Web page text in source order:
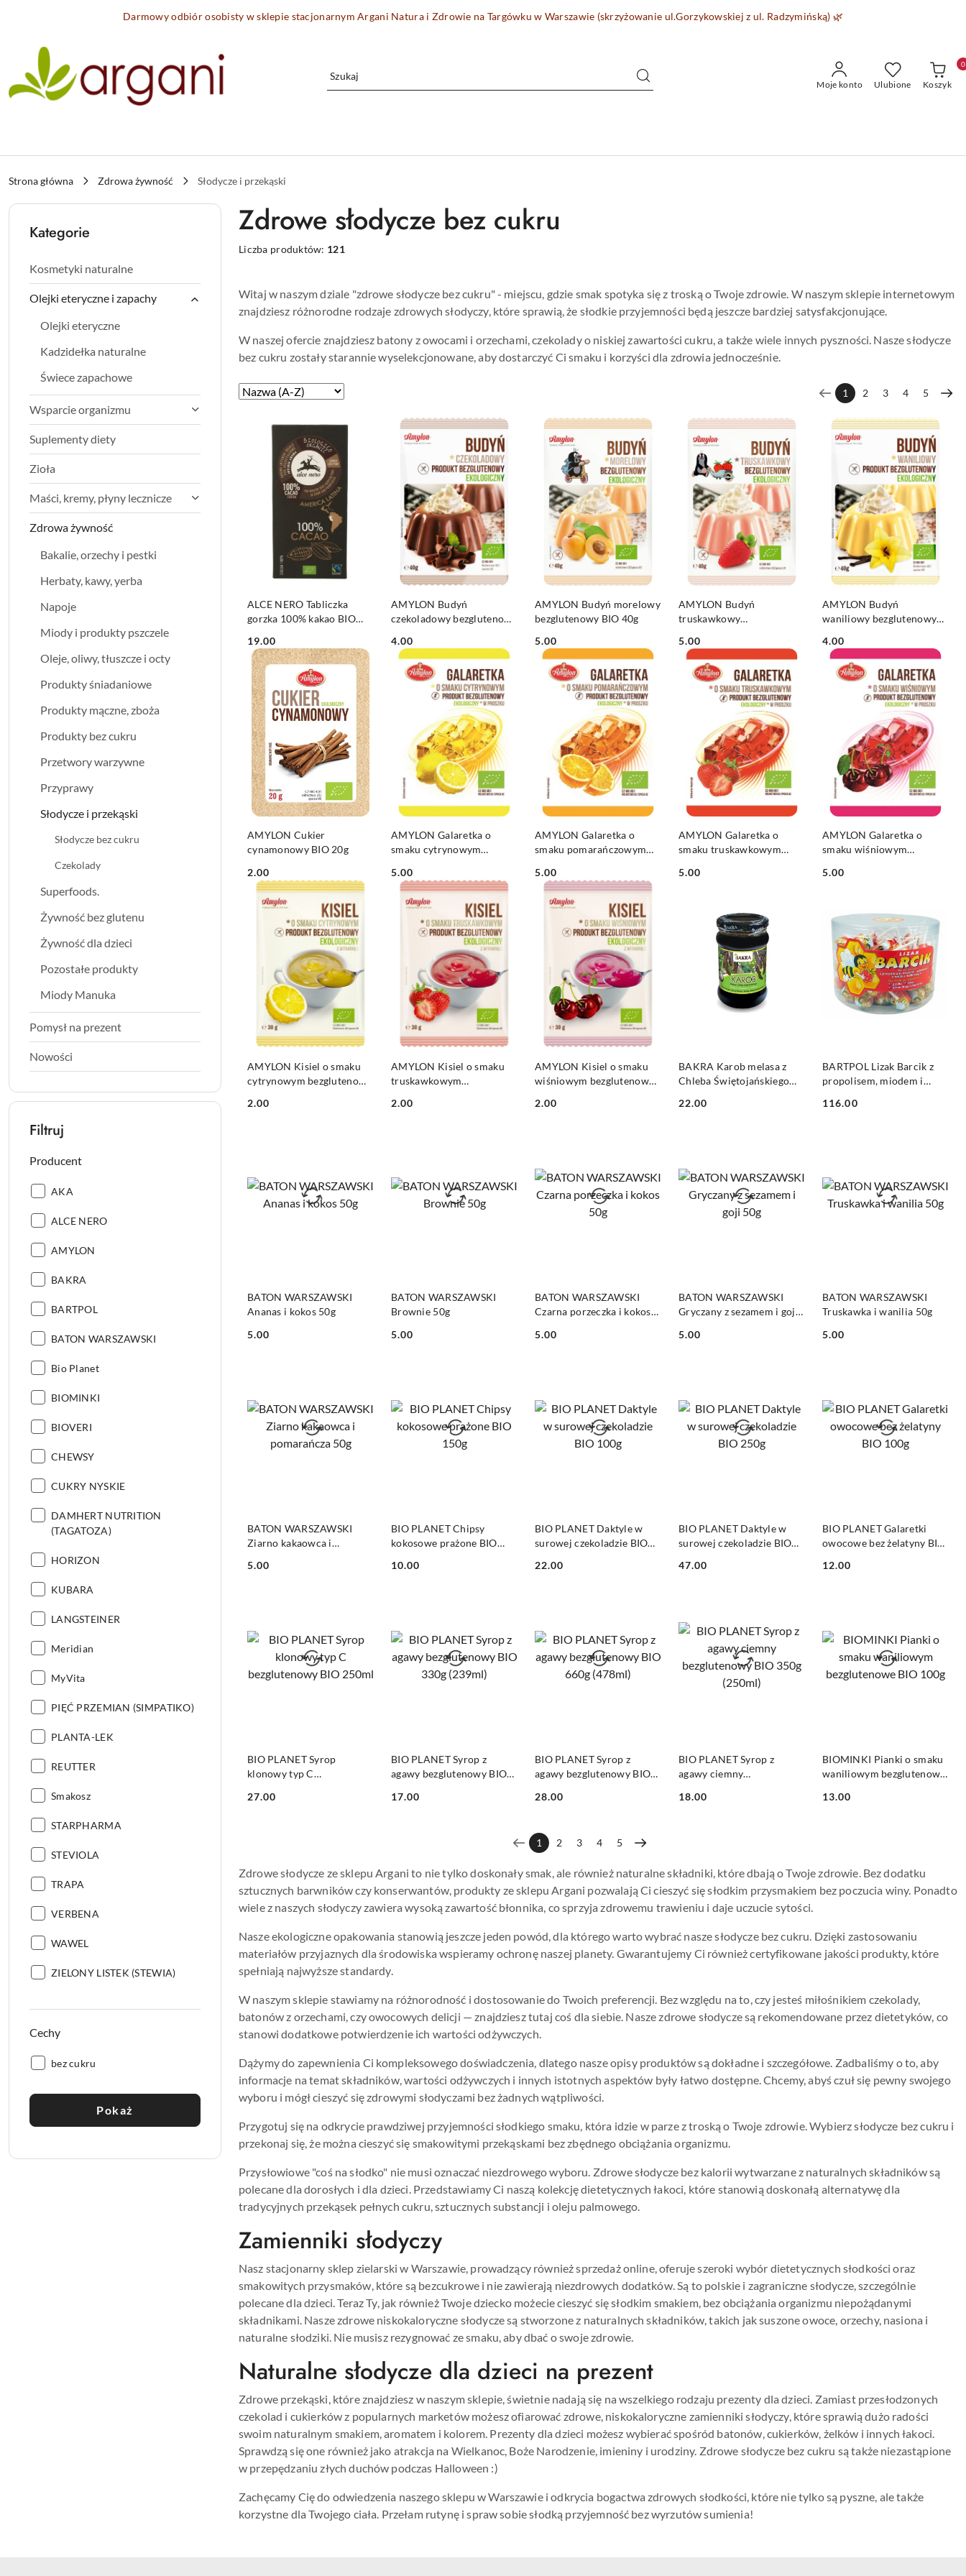
Przejdź do treści głównej
Przejdź do wyszukiwarki
Przejdź do moje konto
Przejdź do menu głównegoDarmowy odbiór osobisty w sklepie stacjonarnym Argani Natura i Zdrowie na Targówku w Warszawie (skrzyżowanie ul.Gorzykowskiej z ul. Radzymińską) 🌿
Moje konto Ulubione Koszyk
0
Strona główna Zdrowa żywność Słodycze i przekąski
Kategorie
Kosmetyki naturalne
Olejki eteryczne i zapachy
Olejki eteryczne
Kadzidełka naturalne
Świece zapachowe
Wsparcie organizmu
Suplementy diety
Zioła
Maści, kremy, płyny lecznicze
Zdrowa żywność
Bakalie, orzechy i pestki
Herbaty, kawy, yerba
Napoje
Miody i produkty pszczele
Oleje, oliwy, tłuszcze i octy
Produkty śniadaniowe
Produkty mączne, zboża
Produkty bez cukru
Przetwory warzywne
Przyprawy
Słodycze i przekąski
Słodycze bez cukru
Czekolady
Superfoods.
Żywność bez glutenu
Żywność dla dzieci
Pozostałe produkty
Miody Manuka
Pomysł na prezent
Nowości
Filtruj
Producent
Producent:
AKA
Producent:
ALCE NERO
Producent:
AMYLON
Producent:
BAKRA
Producent:
BARTPOL
Producent:
BATON WARSZAWSKI
Producent:
Bio Planet
Producent:
BIOMINKI
Producent:
BIOVERI
Producent:
CHEWSY
Producent:
CUKRY NYSKIE
Producent:
DAMHERT NUTRITION
(TAGATOZA)
Producent:
HORIZON
Producent:
KUBARA
Producent:
LANGSTEINER
Producent:
Meridian
Producent:
MyVita
Producent:
PIĘĆ PRZEMIAN (SIMPATIKO)
Producent:
PLANTA-LEK
Producent:
REUTTER
Producent:
Smakosz
Producent:
STARPHARMA
Producent:
STEVIOLA
Producent:
TRAPA
Producent:
VERBENA
Producent:
WAWEL
Producent:
ZIELONY LISTEK (STEWIA)
Cechy
Cechy:
bez cukru
Pokaż
Zdrowe słodycze bez cukru
Liczba produktów: 121
Witaj w naszym dziale "zdrowe słodycze bez cukru" - miejscu, gdzie smak spotyka się z troską o Twoje zdrowie. W naszym sklepie internetowym
znajdziesz różnorodne rodzaje zdrowych słodyczy, które sprawią, że słodkie przyjemności będą jeszcze bardziej satysfakcjonujące.
W naszej ofercie znajdziesz batony z owocami i orzechami, czekolady o niskiej zawartości cukru, a także wiele innych pyszności. Nasze słodycze
bez cukru zostały starannie wyselekcjonowane, aby dostarczyć Ci smaku i korzyści dla zdrowia jednocześnie.
Zastosowano
Nazwa
Sortuj
1 2 3 4 5
ALCE NERO Tabliczka
gorzka 100% kakao BIO
Cena:
19.00
AMYLON Budyń
czekoladowy bezglutenowy
Cena:
4.00
AMYLON Budyń morelowy
bezglutenowy BIO 40g
Cena:
5.00
AMYLON Budyń
truskawkowy
Cena:
5.00
AMYLON Budyń
waniliowy bezglutenowy
Cena:
4.00
AMYLON Cukier
cynamonowy BIO 20g
Cena:
2.00
AMYLON Galaretka o
smaku cytrynowym
Cena:
5.00
AMYLON Galaretka o
smaku pomarańczowym
Cena:
5.00
AMYLON Galaretka o
smaku truskawkowym
Cena:
5.00
AMYLON Galaretka o
smaku wiśniowym
Cena:
5.00
AMYLON Kisiel o smaku
cytrynowym bezglutenowy
Cena:
2.00
AMYLON Kisiel o smaku
truskawkowym
Cena:
2.00
AMYLON Kisiel o smaku
wiśniowym bezglutenowy
Cena:
2.00
BAKRA Karob melasa z
Chleba Świętojańskiego
Cena:
22.00
BARTPOL Lizak Barcik z
propolisem, miodem i
malinowym 60szt. TUBA
Cena:
116.00
BATON WARSZAWSKI
Ananas i kokos 50g
Cena:
5.00
BATON WARSZAWSKI
Brownie 50g
Cena:
5.00
BATON WARSZAWSKI
Czarna porzeczka i kokos
Cena:
5.00
BATON WARSZAWSKI
Gryczany z sezamem i goji
Cena:
5.00
BATON WARSZAWSKI
Truskawka i wanilia 50g
Cena:
5.00
BATON WARSZAWSKI
Ziarno kakaowca i
Cena:
5.00
BIO PLANET Chipsy
kokosowe prażone BIO
Cena:
10.00
BIO PLANET Daktyle w
surowej czekoladzie BIO
Cena:
22.00
BIO PLANET Daktyle w
surowej czekoladzie BIO
Cena:
47.00
BIO PLANET Galaretki
owocowe bez żelatyny BIO
Cena:
12.00
BIO PLANET Syrop
klonowy typ C
Cena:
27.00
BIO PLANET Syrop z
agawy bezglutenowy BIO
Cena:
17.00
BIO PLANET Syrop z
agawy bezglutenowy BIO
Cena:
28.00
BIO PLANET Syrop z
agawy ciemny
(250ml)
Cena:
18.00
BIOMINKI Pianki o smaku
waniliowym bezglutenowe
Cena:
13.00
1 2 3 4 5
Zdrowe słodycze ze sklepu Argani to nie tylko doskonały smak, ale również naturalne składniki, które dbają o Twoje zdrowie. Bez dodatku
sztucznych barwników czy konserwantów, produkty ze sklepu Argani pozwalają Ci cieszyć się słodkim przysmakiem bez poczucia winy. Ponadto
wiele z naszych słodyczy zawiera wysoką zawartość błonnika, co sprzyja zdrowemu trawieniu i daje uczucie sytości.
Nasze ekologiczne opakowania stanowią jeszcze jeden powód, dla którego warto wybrać nasze słodycze bez cukru. Dzięki zastosowaniu
materiałów przyjaznych dla środowiska wspieramy ochronę naszej planety. Gwarantujemy Ci również certyfikowane jakości produkty, które
spełniają najwyższe standardy.
W naszym sklepie stawiamy na różnorodność i dostosowanie do Twoich preferencji. Bez względu na to, czy jesteś miłośnikiem czekolady,
batonów z orzechami, czy owocowych delicji — znajdziesz tutaj coś dla siebie. Nasze zdrowe słodycze są rekomendowane przez dietetyków, co
stanowi dodatkowe potwierdzenie ich wartości odżywczych.
Dążymy do zapewnienia Ci kompleksowego doświadczenia, dlatego nasze opisy produktów są dokładne i szczegółowe. Zadbaliśmy o to, aby
informacje na temat składników, wartości odżywczych i innych istotnych aspektów były łatwo dostępne. Chcemy, abyś czuł się pewny swojego
wyboru i mógł cieszyć się zdrowymi słodyczami bez żadnych wątpliwości.
Przygotuj się na odkrycie prawdziwej przyjemności słodkiego smaku, która idzie w parze z troską o Twoje zdrowie. Wybierz słodycze bez cukru i
przekonaj się, że można cieszyć się smakowitymi przekąskami bez zbędnego obciążania organizmu.
Przysłowiowe "coś na słodko" nie musi oznaczać niezdrowego wyboru. Zdrowe słodycze bez kalorii wytwarzane z naturalnych składników są
polecane dla dorosłych i dla dzieci. Przedstawiamy Ci naszą kolekcję dietetycznych łakoci, które stanowią doskonałą alternatywę dla
tradycyjnych przekąsek pełnych cukru, sztucznych substancji i oleju palmowego.
Zamienniki słodyczy
Nasz stacjonarny sklep zielarski w Warszawie, prowadzący również sprzedaż online, oferuje szeroki wybór dietetycznych słodkości oraz
smakowitych przysmaków, które są bezcukrowe i nie zawierają niezdrowych dodatków. Są to polskie i zagraniczne słodycze, szczególnie
polecane dla dzieci. Teraz Ty, jak również Twoje dziecko możecie cieszyć się słodkim smakiem, bez obciążania organizmu niepożądanymi
składnikami. Nasze zdrowe niskokaloryczne słodycze są stworzone z naturalnych składników, takich jak suszone owoce, orzechy, nasiona i
naturalne słodziki. Nie musisz rezygnować ze smaku, aby dbać o swoje zdrowie.
Naturalne słodycze dla dzieci na prezent
Zdrowe przekąski, które znajdziesz w naszym sklepie, świetnie nadają się na wszelkiego rodzaju prezenty dla dzieci. Zamiast przesłodzonych
czekolad i cukierków z popularnych marketów możesz ofiarować zdrowe, niskokaloryczne zamienniki słodyczy, które sprawią dużo radości
swoim naturalnym smakiem, aromatem i kolorem. Prezenty dla dzieci możesz wybierać spośród batonów, cukierków, żelków i innych łakoci.
Sprawdzą się one również jako atrakcja na Wielkanoc, Boże Narodzenie, imieniny i urodziny. Zdrowe słodycze bez cukru są także niezastąpione
w przepędzaniu złych duchów podczas Halloween :)
Zachęcamy Cię do odwiedzenia naszego sklepu w Warszawie i odkrycia bogactwa zdrowych słodkości, które nie tylko są pyszne, ale także
korzystne dla Twojego ciała. Przełam rutynę i spraw sobie słodką przyjemność bez wyrzutów sumienia!